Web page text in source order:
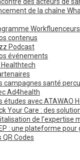
de la chaîne
Workfluenceurs
contenus
Podcast
événements
Healthtech
campagnes santé
Ad4health
études avec ATAWAO
Your Care : des
de l’expertise
: une plateforme
QR Codes